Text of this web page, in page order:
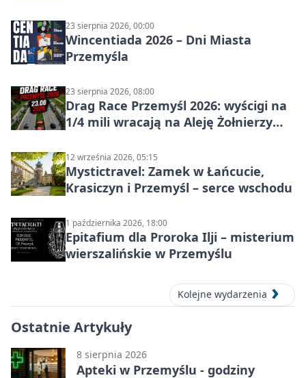
23 sierpnia 2026, 00:00
Wincentiada 2026 – Dni Miasta
Przemyśla
23 sierpnia 2026, 08:00
Drag Race Przemyśl 2026: wyścigi na
1/4 mili wracają na Aleję Żołnierzy
12 września 2026, 05:15
Mystictravel: Zamek w Łańcucie,
Krasiczyn i Przemyśl – serce wschodu
1 października 2026, 18:00
Epitafium dla Proroka Ilji – misterium
wierszalińskie w Przemyślu
Kolejne wydarzenia
Ostatnie Artykuły
8 sierpnia 2026
Apteki w Przemyślu - godziny